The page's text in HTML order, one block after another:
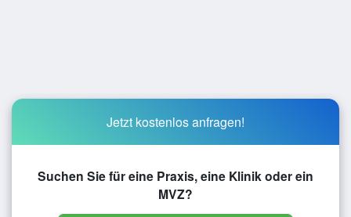
Jetzt kostenlos anfragen!
Suchen Sie für eine Praxis, eine Klinik oder ein
MVZ?